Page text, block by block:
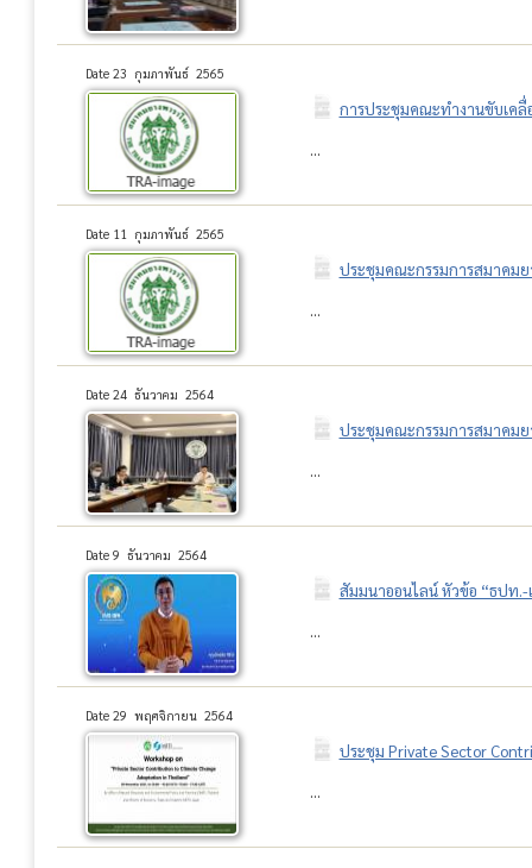
Date 23 กุมภาพันธ์ 2565
การประชุมคณะทำงานขับเค
...
Date 11 กุมภาพันธ์ 2565
ประชุมคณะกรรมการสมาคมย
...
Date 24 ธันวาคม 2564
ประชุมคณะกรรมการสมาคมย
...
Date 9 ธันวาคม 2564
สัมมนาออนไลน์ หัวข้อ “ธปท.-
...
Date 29 พฤศจิกายน 2564
ประชุม Private Sector
...